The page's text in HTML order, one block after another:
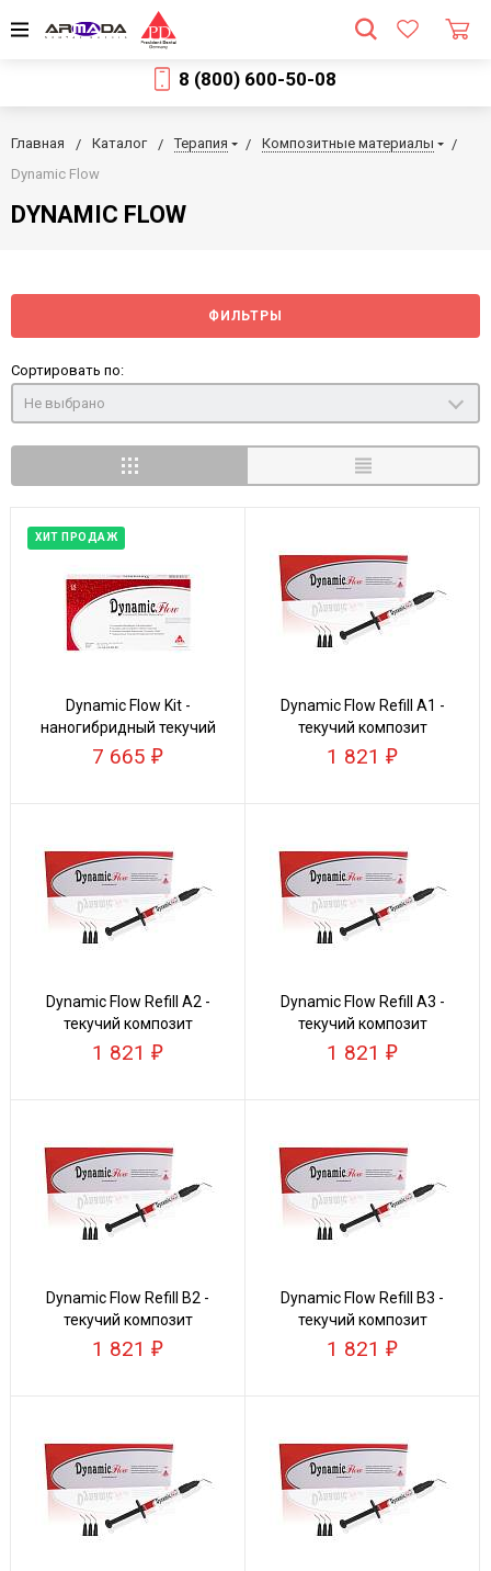
8 (800) 600-50-08
Главная Каталог Терапия
Композитные материалы
Dynamic Flow
DYNAMIC FLOW
ФИЛЬТРЫ
Сортировать по:
Не выбрано
ХИТ ПРОДАЖ
Dynamic Flow Kit -
наногибридный текучий
композит
7 665
Dynamic Flow Refill А1 -
текучий композит
1 821
Dynamic Flow Refill А2 -
текучий композит
1 821
Dynamic Flow Refill А3 -
текучий композит
1 821
Dynamic Flow Refill В2 -
текучий композит
1 821
Dynamic Flow Refill В3 -
текучий композит
1 821